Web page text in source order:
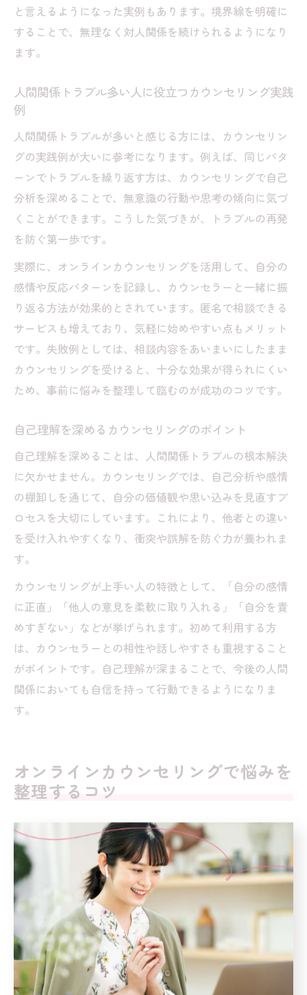
と言えるようになった実例もあります。境界線を明確に
することで、無理なく対人関係を続けられるようになり
ます。
人間関係トラブル多い人に役立つカウンセリング実践
例
人間関係トラブルが多いと感じる方には、カウンセリン
グの実践例が大いに参考になります。例えば、同じパタ
ーンでトラブルを繰り返す方は、カウンセリングで自己
分析を深めることで、無意識の行動や思考の傾向に気づ
くことができます。こうした気づきが、トラブルの再発
を防ぐ第一歩です。
実際に、オンラインカウンセリングを活用して、自分の
感情や反応パターンを記録し、カウンセラーと一緒に振
り返る方法が効果的とされています。匿名で相談できる
サービスも増えており、気軽に始めやすい点もメリット
です。失敗例としては、相談内容をあいまいにしたまま
カウンセリングを受けると、十分な効果が得られにくい
ため、事前に悩みを整理して臨むのが成功のコツです。
自己理解を深めるカウンセリングのポイント
自己理解を深めることは、人間関係トラブルの根本解決
に欠かせません。カウンセリングでは、自己分析や感情
の棚卸しを通じて、自分の価値観や思い込みを見直すプ
ロセスを大切にしています。これにより、他者との違い
を受け入れやすくなり、衝突や誤解を防ぐ力が養われま
す。
カウンセリングが上手い人の特徴として、「自分の感情
に正直」「他人の意見を柔軟に取り入れる」「自分を責
めすぎない」などが挙げられます。初めて利用する方
は、カウンセラーとの相性や話しやすさも重視すること
がポイントです。自己理解が深まることで、今後の人間
関係においても自信を持って行動できるようになりま
す。
オンラインカウンセリングで悩みを
整理するコツ
オンラインカウンセリングの効果的な活用法
オンラインカウンセリングは、対面よりも気軽に相談が
できる点が大きな魅力です。特に人間関係トラブルの場
合、自宅など安心できる場所から利用できることで、心
のハードルが下がりやすくなります。カウンセラーに自
分の気持ちや状況を率直に伝えることで、第三者の視点
からアドバイスや客観的なフィードバックを得られるの
が特徴です。